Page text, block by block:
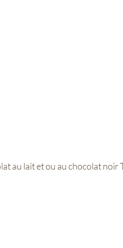
au lait et ou au chocolat noir